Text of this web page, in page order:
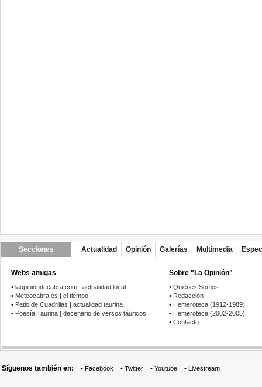
Secciones Actualidad Opinión Galerías Multimedia
Webs amigas
• laopiniondecabra.com | actualidad local
• Meteocabra.es | el tiempo
• Patio de Cuadrillas | actualidad taurina
• Poesía Taurina | decenario de versos táuricos
Sobre "La Opinión"
• Quiénes Somos
• Redacción
• Hemeroteca (1912-1989)
• Hemeroteca (2002-2005)
• Contacto
Síguenos también en: • Facebook • Twitter • Youtube • Livestream